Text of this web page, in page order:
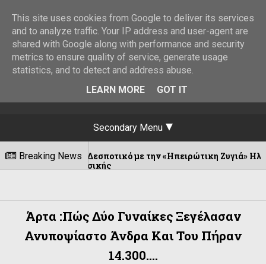
Secondary Menu
Breaking News
στο Δεσποτικό με την «Ηπειρώτικη Ζυγιά» Ηλία
Άρτα :Πώς Δύο Γυναίκες Ξεγέλασαν
Ανυποψίαστο Άνδρα Και Του Πήραν
14.300....
This site uses cookies from Google to deliver its services
and to analyze traffic. Your IP address and user-agent are
shared with Google along with performance and security
metrics to ensure quality of service, generate usage
statistics, and to detect and address abuse.
LEARN MORE
GOT IT